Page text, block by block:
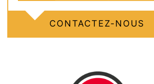
CONTACTEZ-NOUS